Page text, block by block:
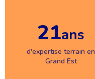
21ans
d'expertise terrain en
Grand Est